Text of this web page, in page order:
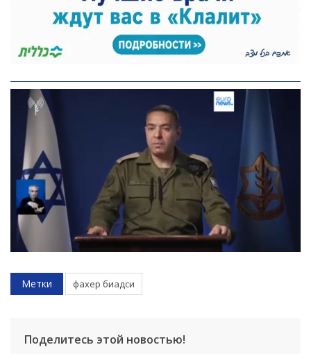
Искать
Метки фахер биадси
Поделитесь этой новостью!